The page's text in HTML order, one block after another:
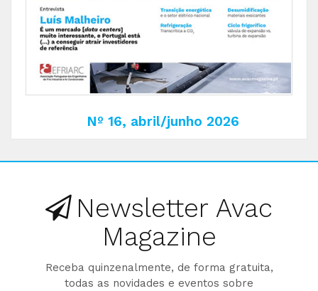
Nº 16, abril/junho 2026
Newsletter Avac
Magazine
Receba quinzenalmente, de forma gratuita,
todas as novidades e eventos sobre